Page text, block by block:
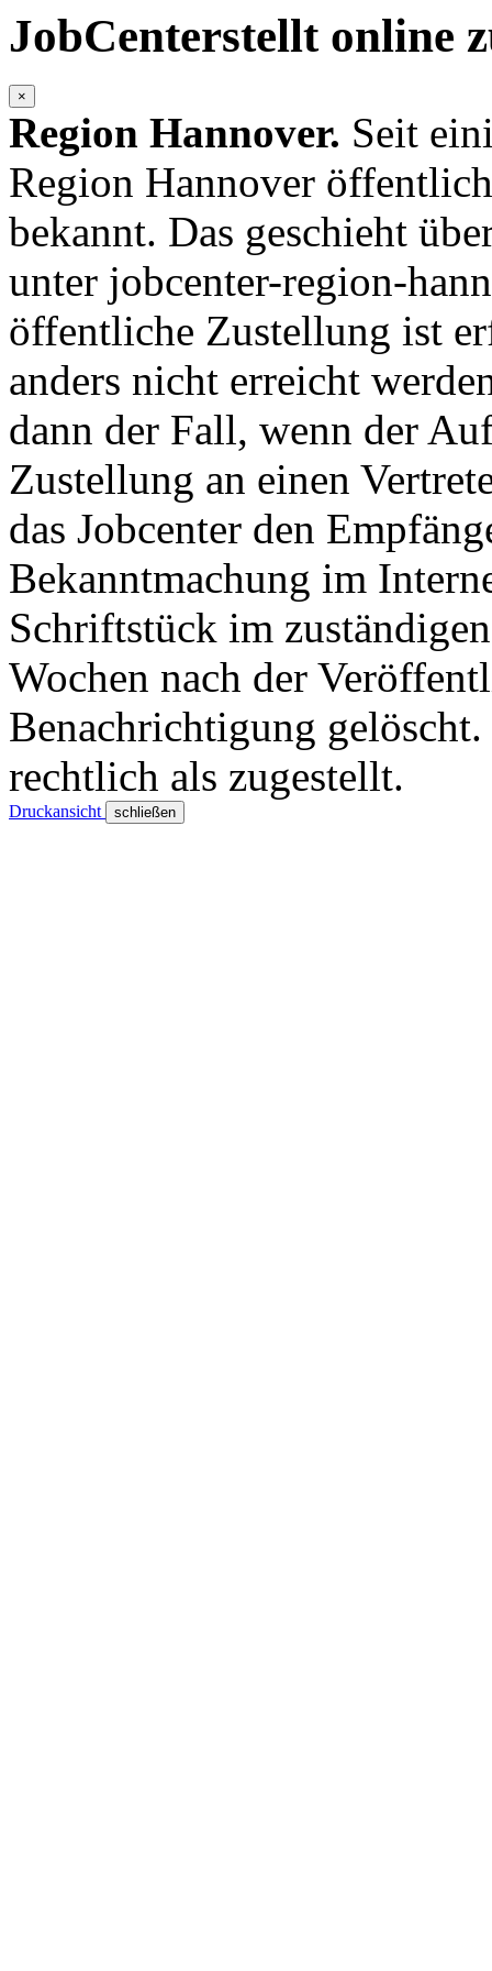
JobCenterstellt online
×
Region Hannover. Seit
Region Hannover
bekannt. Das geschieht
unter jobcenter-region-
öffentliche Zustellung ist
anders nicht erreicht
dann der Fall, wenn der
Zustellung an einen
das Jobcenter den
Bekanntmachung im
Schriftstück im
Wochen nach der
Benachrichtigung
rechtlich als zugestellt.
Druckansicht schließen